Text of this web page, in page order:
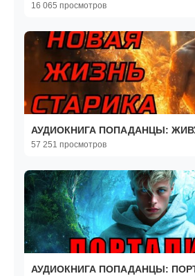
16 065 просмотров
АУДИОКНИГА ПОПАДАНЦЫ:
57 251 просмотров
АУДИОКНИГА ПОПАДАНЦЫ: